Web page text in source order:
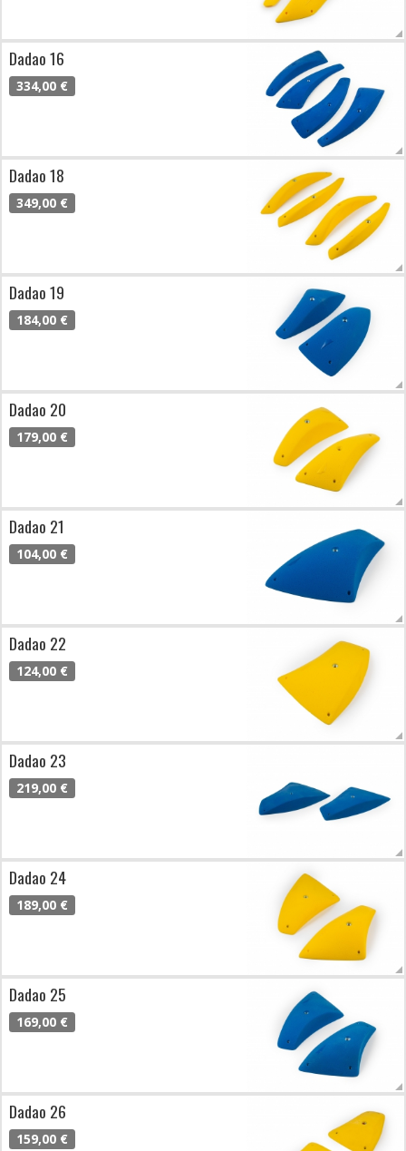
Dadao 16
334,00 €
Dadao 18
349,00 €
Dadao 19
184,00 €
Dadao 20
179,00 €
Dadao 21
104,00 €
Dadao 22
124,00 €
Dadao 23
219,00 €
Dadao 24
189,00 €
Dadao 25
169,00 €
Dadao 26
159,00 €